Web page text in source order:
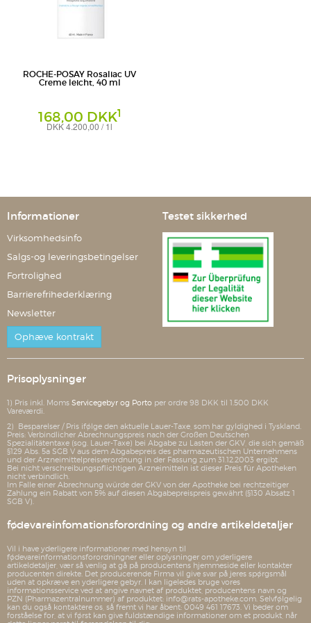
ROCHE-POSAY Rosaliac UV
Creme leicht, 40 ml
168,00 DKK1
DKK 4.200,00 / 1l
Informationer
Virksomhedsinfo
Salgs-og leveringsbetingelser
Fortrolighed
Barrierefrihederklæring
Newsletter
Ophæve kontrakt
Testet sikkerhed
Prisoplysninger
1) Pris inkl. Moms Servicegebyr og Porto per ordre 98 DKK til 1.500 DKK
Vareværdi.
2) Besparelser / Pris ifølge den aktuelle Lauer-Taxe, som har gyldighed i Tyskland.
Preis: Verbindlicher Abrechnungspreis nach der Großen Deutschen
Spezialitätentaxe (sog. Lauer-Taxe) bei Abgabe zu Lasten der GKV, die sich gemäß
§129 Abs. 5a SGB V aus dem Abgabepreis des pharmazeutischen Unternehmens
und der Arzneimittelpreisverordnung in der Fassung zum 31.12.2003 ergibt.
Bei nicht verschreibungspflichtigen Arzneimitteln ist dieser Preis für Apotheken
nicht verbindlich.
Im Falle einer Abrechnung würde der GKV von der Apotheke bei rechtzeitiger
Zahlung ein Rabatt von 5% auf diesen Abgabepreispreis gewährt (§130 Absatz 1
SGB V).
fødevareinfomationsforordning og andre artikeldetaljer
Vil i have yderligere informationer med hensyn til
fødevareinformationsforordningner eller oplysninger om yderligere
artikeldetaljer, vær så venlig at gå på producentens hjemmeside eller kontakter
producenten direkte. Det producerende Firma vil give svar på jeres spørgsmål
uden at opkræve en yderligere gebyr. I kan ligeledes bruge vores
informationsservice ved at angive navnet af produktet, producentens navn og
PZN (Pharmazentralnummer) af produktet: info@rats-apotheke.com. Selvfølgelig
kan du også kontaktere os, så fremt vi har åbent: 0049 461 17673. Vi beder om
forståelse for, at vi først kan give fuldstændige informationer om et produkt, når